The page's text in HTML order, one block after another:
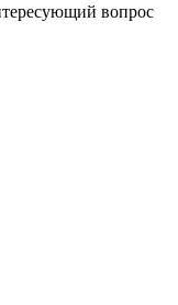
вопрос